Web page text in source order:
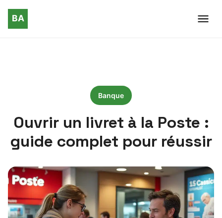
Banque
Ouvrir un livret à la Poste :
guide complet pour réussir